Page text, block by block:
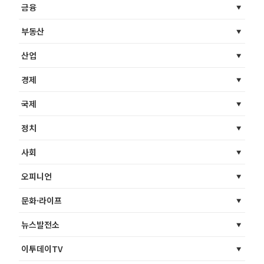
금융
부동산
산업
경제
국제
정치
사회
오피니언
문화·라이프
뉴스발전소
이투데이TV